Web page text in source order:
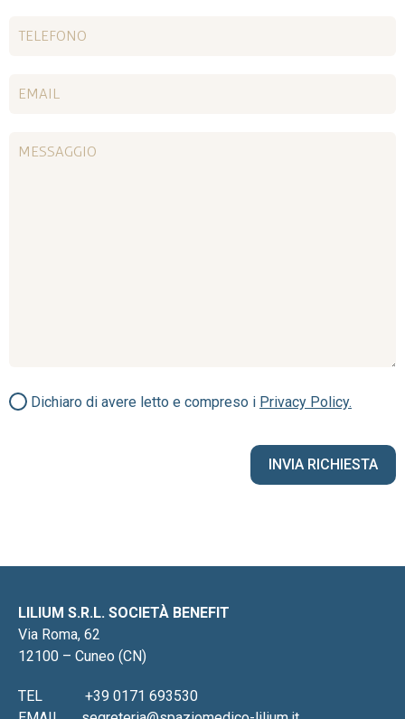
Dichiaro di avere letto e compreso i Privacy Policy.
LILIUM S.R.L. SOCIETÀ BENEFIT
Via Roma, 62
12100 – Cuneo (CN)
TEL
+39 0171 693530